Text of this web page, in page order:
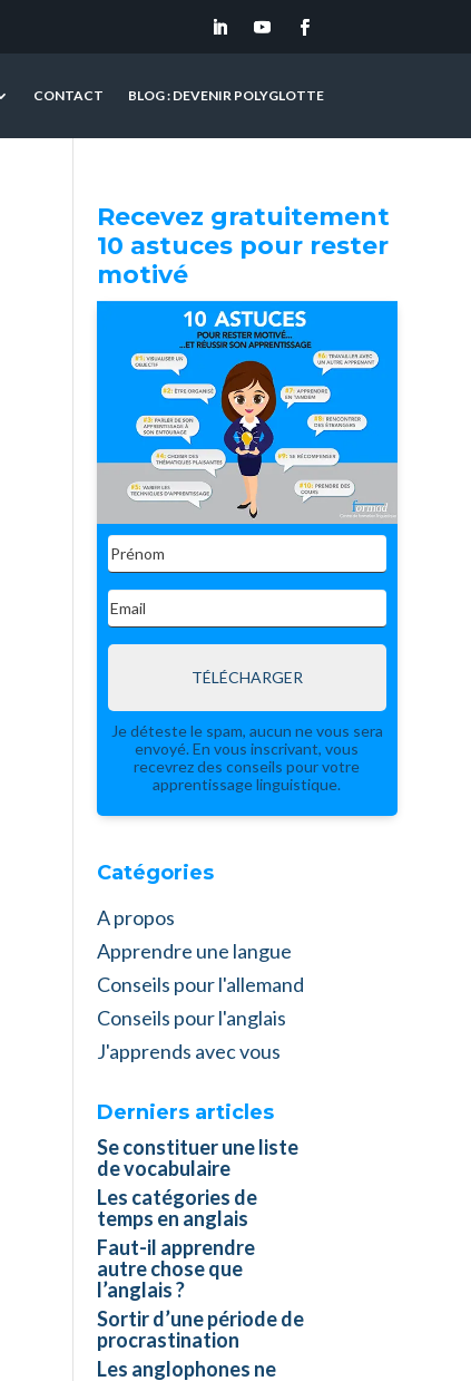
CONTACT BLOG : DEVENIR POLYGLOTTE
Recevez gratuitement
10 astuces pour rester
motivé
TÉLÉCHARGER
Je déteste le spam, aucun ne vous sera
envoyé. En vous inscrivant, vous
recevrez des conseils pour votre
apprentissage linguistique.
Catégories
A propos
Apprendre une langue
Conseils pour l'allemand
Conseils pour l'anglais
J'apprends avec vous
Derniers articles
Se constituer une liste
de vocabulaire
Les catégories de
temps en anglais
Faut-il apprendre
autre chose que
l’anglais ?
Sortir d’une période de
procrastination
Les anglophones ne